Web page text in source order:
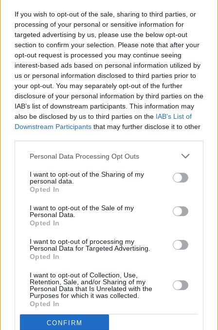
If you wish to opt-out of the sale, sharing to third parties, or
processing of your personal or sensitive information for
targeted advertising by us, please use the below opt-out
section to confirm your selection. Please note that after your
opt-out request is processed you may continue seeing
interest-based ads based on personal information utilized by
us or personal information disclosed to third parties prior to
your opt-out. You may separately opt-out of the further
disclosure of your personal information by third parties on the
IAB’s list of downstream participants. This information may
also be disclosed by us to third parties on the IAB’s List of
Downstream Participants that may further disclose it to other
Personal Data Processing Opt Outs
I want to opt-out of the Sharing of my
personal data.
Opted In
I want to opt-out of the Sale of my
Personal Data.
Opted In
I want to opt-out of processing my
Personal Data for Targeted Advertising.
Opted In
I want to opt-out of Collection, Use,
Retention, Sale, and/or Sharing of my
Personal Data that Is Unrelated with the
Purposes for which it was collected.
Opted In
CONFIRM
07.08.2026 - Bosch Powertrain s.r.o. Jihlava • obsluha CNC strojů •
48.400 Kč • náborový bonus 50.000 Kč • příspěvek na ubytování
okres Jihlava)
07.08.2026 -Specialista pro elektronická zařízení údržby (m/ž) (tř.
Klementa 869, Mladá Boleslav II)
06.08.2026 -Bosch Powertrain s.r.o. Jihlava • CNC operátor• mzda
Kč • náborový bonus 50.000 Kč • příspěvek na ubytování (Jihlava,
Jihlava)
06.08.2026 -Bosch Powertrain s.r.o. • montážní dělník • mzda 44.700
týdenní zálohy na mzdu 2.000 Kč (Jihlava, okres Jihlava)
... další nabídky zaměstnání
Vybrané články
Prima sport - co nabídne v prvním
vysílacím týdnu
Parabola.cz
Dovolená u moře•Bazény